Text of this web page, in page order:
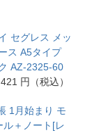
セグレス メッ
ス A5タイプ
AZ-2325-60
円（税込）
1月始まり モ
ル＋ノート[レ